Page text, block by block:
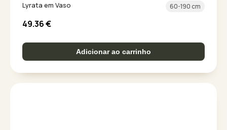
Lyrata em Vaso 60-190 cm
49.36€
Adicionar ao carrinho